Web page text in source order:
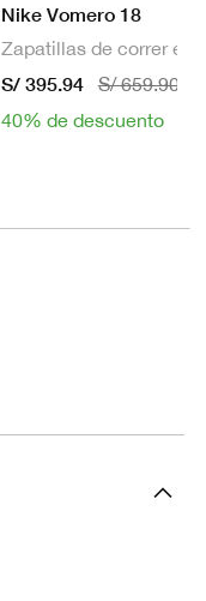
Nike Vomero 18
S/ 395.94
S/ 659.90
40% de descuento